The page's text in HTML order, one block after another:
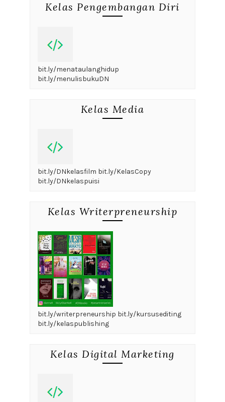
Kelas Pengembangan Diri
bit.ly/menataulanghidup
bit.ly/menulisbukuDN
Kelas Media
bit.ly/DNkelasfilm bit.ly/KelasCopy
bit.ly/DNkelaspuisi
Kelas Writerpreneurship
bit.ly/writerpreneurship bit.ly/kursusediting
bit.ly/kelaspublishing
Kelas Digital Marketing